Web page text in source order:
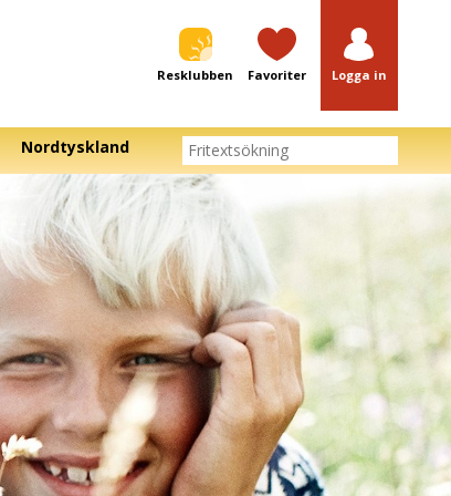
Resklubben Favoriter Logga in
Nordtyskland